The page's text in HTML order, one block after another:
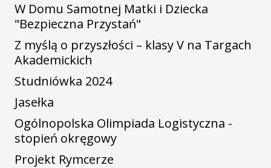
W Domu Samotnej Matki i Dziecka
"Bezpieczna Przystań"
Z myślą o przyszłości – klasy V na Targach
Akademickich
Studniówka 2024
Jasełka
Ogólnopolska Olimpiada Logistyczna -
stopień okręgowy
Projekt Rymcerze